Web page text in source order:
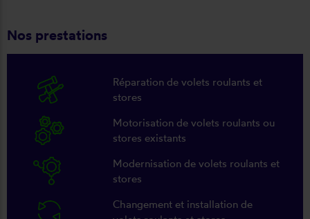
Nos prestations
Réparation de volets roulants et
stores
Motorisation de volets roulants ou
stores existants
Modernisation de volets roulants et
stores
Changement et installation de